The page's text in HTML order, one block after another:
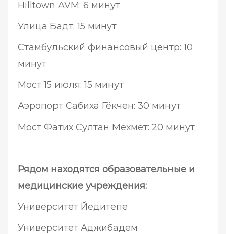
Hilltown AVM: 6 минут
Улица Бадт: 15 минут
Стамбульский финансовый центр: 10
минут
Мост 15 июля: 15 минут
Аэропорт Сабиха Гёкчен: 30 минут
Мост Фатих Султан Мехмет: 20 минут
Рядом находятся образовательные и
медицинские учреждения:
Университет Йедитепе
Университет Аджибадем